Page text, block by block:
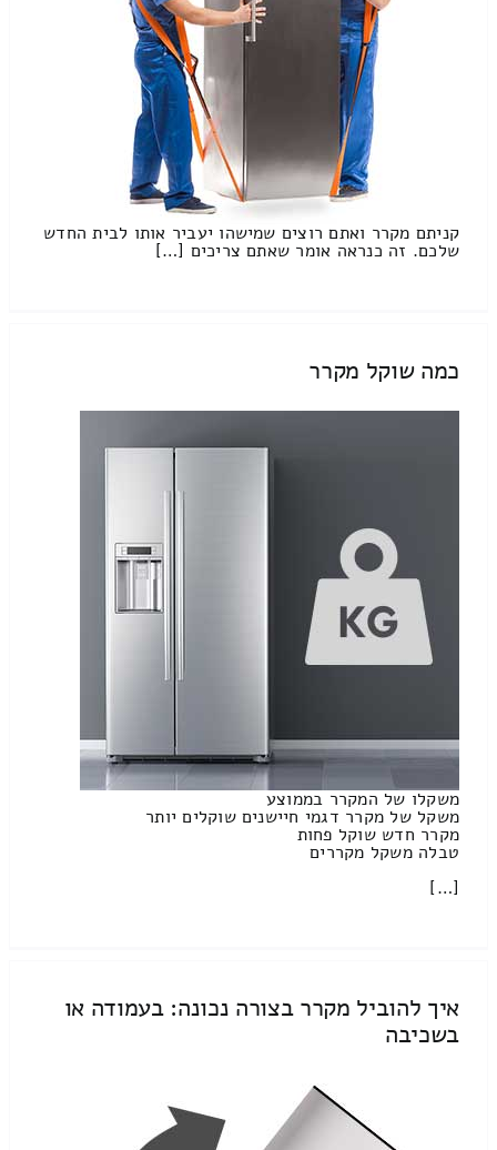
קניתם מקרר ואתם רוצים שמישהו יעביר אותו לבית החדש
שלכם. זה כנראה אומר שאתם צריכים […]
כמה שוקל מקרר
משקלו של המקרר בממוצע
משקל של מקרר דגמי חיישנים שוקלים יותר
מקרר חדש שוקל פחות
טבלה משקל מקררים
[…]
איך להוביל מקרר בצורה נכונה: בעמודה או
בשכיבה